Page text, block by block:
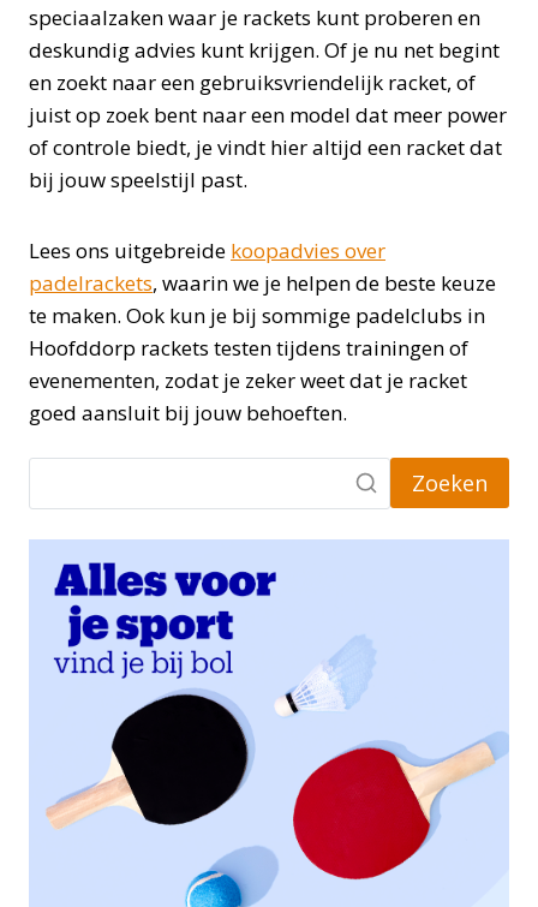
speciaalzaken waar je rackets kunt proberen en
deskundig advies kunt krijgen. Of je nu net begint
en zoekt naar een gebruiksvriendelijk racket, of
juist op zoek bent naar een model dat meer power
of controle biedt, je vindt hier altijd een racket dat
bij jouw speelstijl past.
Lees ons uitgebreide koopadvies over
padelrackets, waarin we je helpen de beste keuze
te maken. Ook kun je bij sommige padelclubs in
Hoofddorp rackets testen tijdens trainingen of
evenementen, zodat je zeker weet dat je racket
goed aansluit bij jouw behoeften.
Zoeken